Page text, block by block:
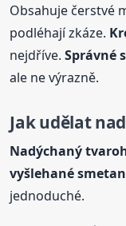
Obsahuje čerstvé
podléhají zkáze.
nejdříve.Správné
ale ne výrazně.
Jak udělat
Nadýchaný
vyšlehané
jednoduché.